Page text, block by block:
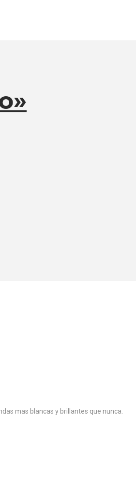
mas blancas y brillantes que nunca.